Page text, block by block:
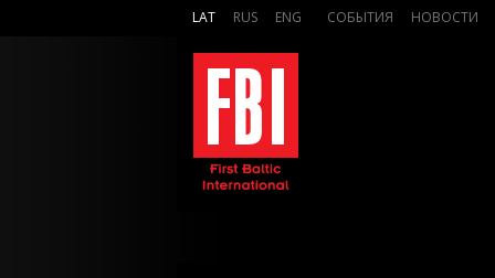
LAT RUS ENG СОБЫТИЯ НОВОСТИ